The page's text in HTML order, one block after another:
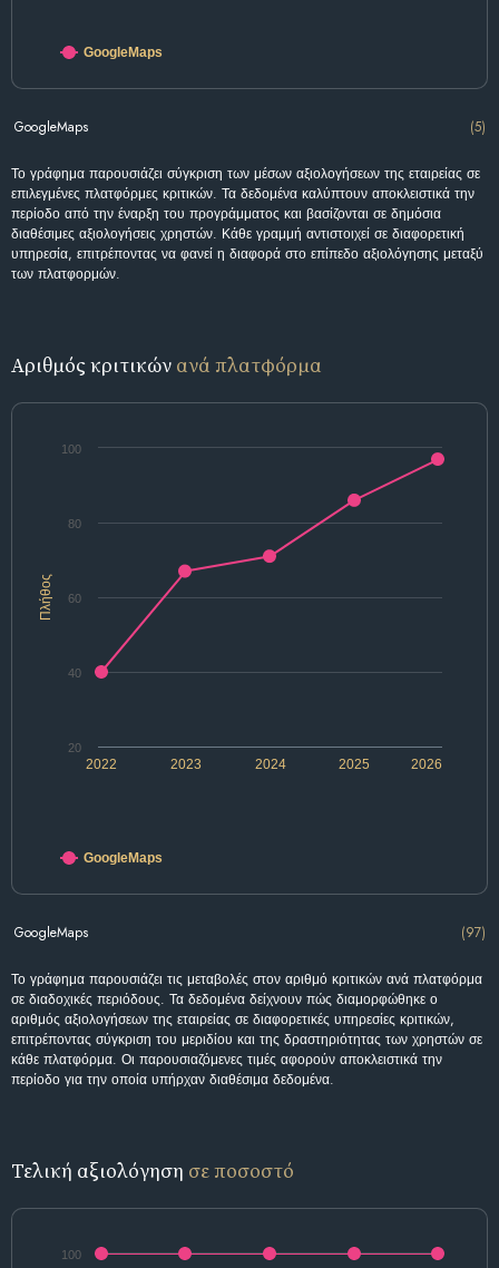
GoogleMaps
GoogleMaps (5)
Το γράφημα παρουσιάζει σύγκριση των μέσων αξιολογήσεων της εταιρείας σε
επιλεγμένες πλατφόρμες κριτικών. Τα δεδομένα καλύπτουν αποκλειστικά την
περίοδο από την έναρξη του προγράμματος και βασίζονται σε δημόσια
διαθέσιμες αξιολογήσεις χρηστών. Κάθε γραμμή αντιστοιχεί σε διαφορετική
υπηρεσία, επιτρέποντας να φανεί η διαφορά στο επίπεδο αξιολόγησης μεταξύ
των πλατφορμών.
Αριθμός κριτικών ανά πλατφόρμα
Πλήθος
2022 2024 2026
2023 2025
40
60
80
100
20
GoogleMaps
GoogleMaps (97)
Το γράφημα παρουσιάζει τις μεταβολές στον αριθμό κριτικών ανά πλατφόρμα
σε διαδοχικές περιόδους. Τα δεδομένα δείχνουν πώς διαμορφώθηκε ο
αριθμός αξιολογήσεων της εταιρείας σε διαφορετικές υπηρεσίες κριτικών,
επιτρέποντας σύγκριση του μεριδίου και της δραστηριότητας των χρηστών σε
κάθε πλατφόρμα. Οι παρουσιαζόμενες τιμές αφορούν αποκλειστικά την
περίοδο για την οποία υπήρχαν διαθέσιμα δεδομένα.
Τελική αξιολόγηση σε ποσοστό
100